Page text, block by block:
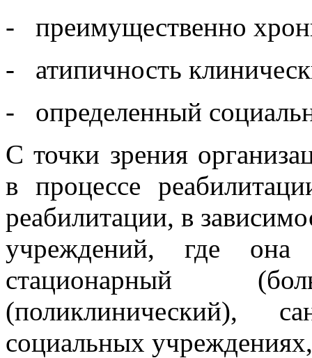
- преимущественно
- атипичность
- определенный
С точки зрения
в процессе
реабилитации, в
учреждений, где она
стационарный
(поликлинический),
социальных